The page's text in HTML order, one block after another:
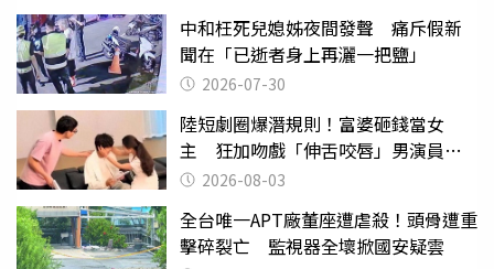
中和枉死兒媳姊夜間發聲 痛斥假新
聞在「已逝者身上再灑一把鹽」
2026-07-30
陸短劇圈爆潛規則！富婆砸錢當女
主 狂加吻戲「伸舌咬唇」男演員崩
潰 2026-08-03
全台唯一APT廠董座遭虐殺！頭骨遭重
擊碎裂亡 監視器全壞掀國安疑雲